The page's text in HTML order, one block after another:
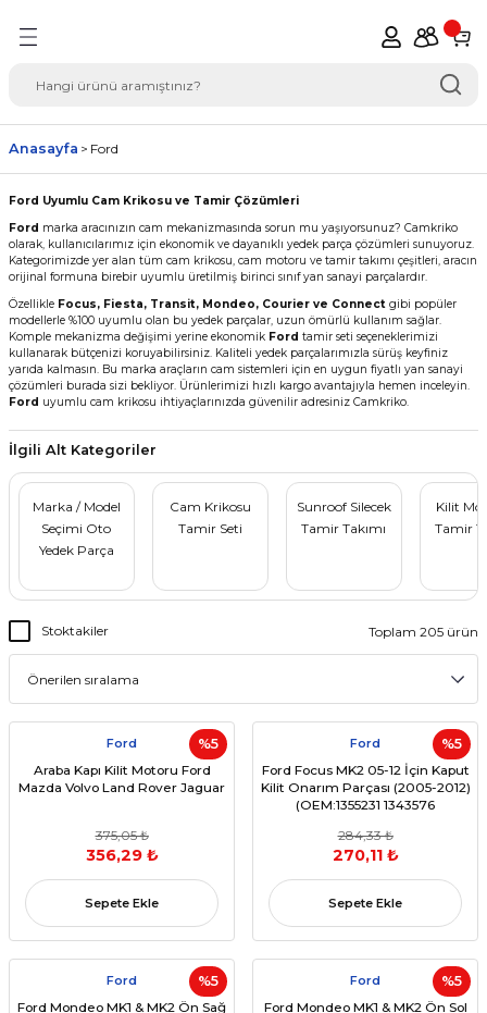
Seçimi Oto Yedek
Anasayfa Ford
Ford Uyumlu Cam Krikosu ve Tamir Çözümleri
Ford marka aracınızın cam mekanizmasında sorun mu yaşıyorsunuz? Camkriko
olarak, kullanıcılarımız için ekonomik ve dayanıklı yedek parça çözümleri sunuyoruz.
Kategorimizde yer alan tüm cam krikosu, cam motoru ve tamir takımı çeşitleri, aracın
orijinal formuna birebir uyumlu üretilmiş birinci sınıf yan sanayi parçalardır.
Özellikle Focus, Fiesta, Transit, Mondeo, Courier ve Connect gibi popüler
modellerle %100 uyumlu olan bu yedek parçalar, uzun ömürlü kullanım sağlar.
Komple mekanizma değişimi yerine ekonomik Ford tamir seti seçeneklerimizi
kullanarak bütçenizi koruyabilirsiniz. Kaliteli yedek parçalarımızla sürüş keyfiniz
yarıda kalmasın. Bu marka araçların cam sistemleri için en uygun fiyatlı yan sanayi
çözümleri burada sizi bekliyor. Ürünlerimizi hızlı kargo avantajıyla hemen inceleyin.
Ford uyumlu cam krikosu ihtiyaçlarınızda güvenilir adresiniz Camkriko.
İlgili Alt Kategoriler
Marka / Model
Seçimi Oto
Yedek Parça
Cam Krikosu
Tamir Seti
Sunroof Silecek
Tamir Takımı
Kilit
Tamir
Stoktakiler Toplam 205 ürün
%5
Ford
Araba Kapı Kilit Motoru Ford
Mazda Volvo Land Rover Jaguar
375,05 ₺
356,29 ₺
Sepete Ekle
%5
Ford
Ford Focus MK2 05-12 İçin Kaput
Kilit Onarım Parçası (2005-2012)
(OEM:1355231 1343576
7M5AA16B970AA)
284,33 ₺
270,11 ₺
Sepete Ekle
%5
Ford
Ford Mondeo MK1 & MK2 Ön Sağ
%5
Ford
Ford Mondeo MK1 & MK2 Ön Sol